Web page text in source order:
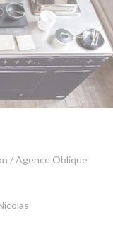
/ Agence Oblique